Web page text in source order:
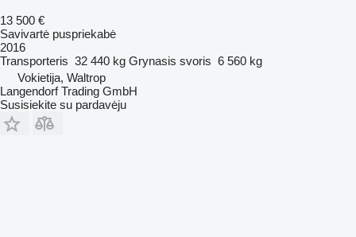
13 500 €
Savivartė puspriekabė
2016
Transporteris 32 440 kg Grynasis svoris 6 560 kg
Vokietija, Waltrop
Langendorf Trading GmbH
Susisiekite su pardavėju